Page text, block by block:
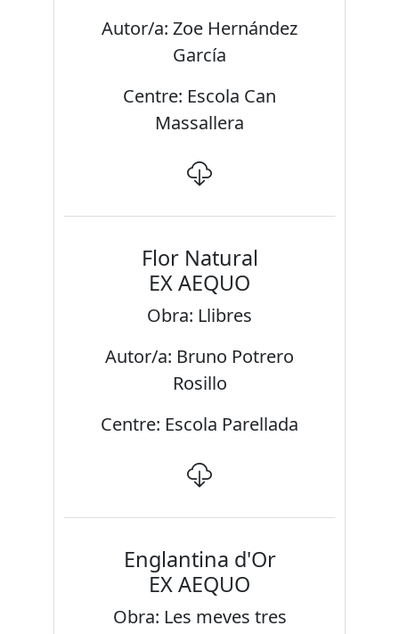
Autor/a: Zoe Hernández
García
Centre: Escola Can
Massallera
Flor Natural
EX AEQUO
Obra: Llibres
Autor/a: Bruno Potrero
Rosillo
Centre: Escola Parellada
Englantina d'Or
EX AEQUO
Obra: Les meves tres